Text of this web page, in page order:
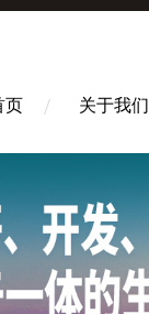
页 关于我们